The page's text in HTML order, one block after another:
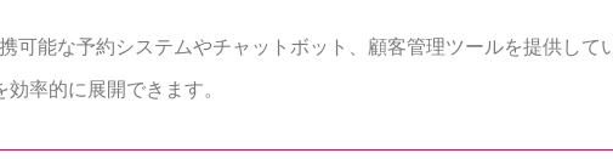
可能な予約システムやチャットボット、顧客管理ツールを提供して
率的に展開できます。